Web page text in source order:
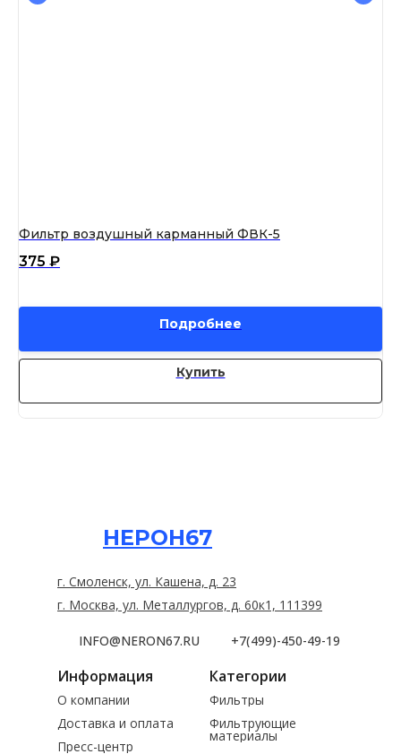
Фильтр воздушный карманный ФВК-5
375 ₽
Подробнее
Купить
НЕРОН67
Информация Категории
Фильтры
Доставка и оплата
Пресс-центр
О компании
INFO@NERON67.RU +7(499)-450-49-19
Фильтрующие
материалы
г. Смоленск, ул. Кашена, д. 23
г. Москва, ул. Металлургов, д. 60к1, 111399